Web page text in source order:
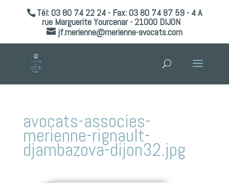
Tél: 03 80 74 22 24 - Fax: 03 80 74 87 59 - 4 A
rue Marguerite Yourcenar - 21000 DIJON
jf.merienne@merienne-avocats.com
avocats-associes-
merienne-rignault-
djambazova-dijon32.jpg